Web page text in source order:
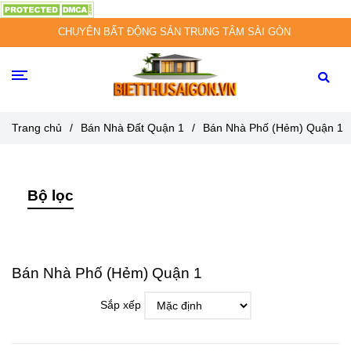
CHUYÊN BẤT ĐỘNG SẢN TRUNG TÂM SÀI GÒN
Trang chủ / Bán Nhà Đất Quận 1 / Bán Nhà Phố (Hẻm) Quận 1
Bộ lọc
Bán Nhà Phố (Hẻm) Quận 1
Sắp xếp